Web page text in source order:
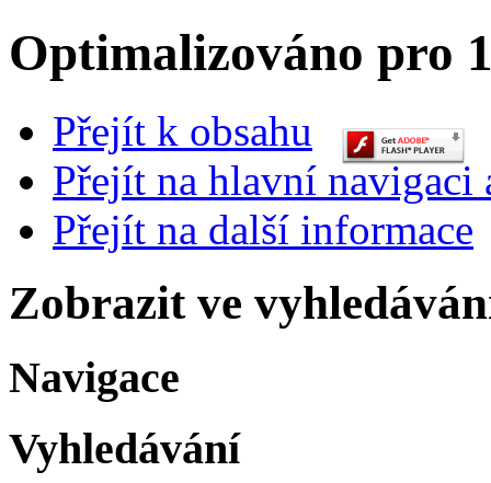
Optimalizováno pro
Přejít k obsahu
Přejít na hlavní navigaci
Přejít na další informace
Zobrazit ve
Navigace
Vyhledávání